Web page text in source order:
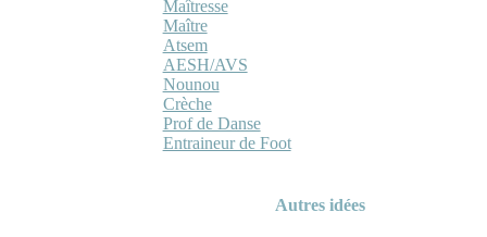
Maîtresse
Maître
Atsem
AESH/AVS
Nounou
Crèche
Prof de Danse
Entraineur de Foot
Autres idées